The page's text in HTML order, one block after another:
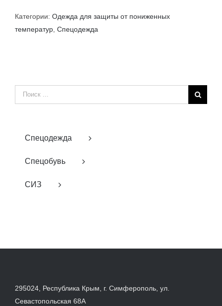
Категории: Одежда для защиты от пониженных
температур Спецодежда
Результат
поиска:
Спецодежда
Спецобувь
СИЗ
295024, Республика Крым, г. Симферополь, ул.
Севастопольская 68А